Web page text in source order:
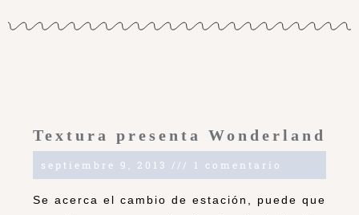
Textura presenta Wonderland
septiembre 9, 2013 1 comentario
Se acerca el cambio de estación, puede que